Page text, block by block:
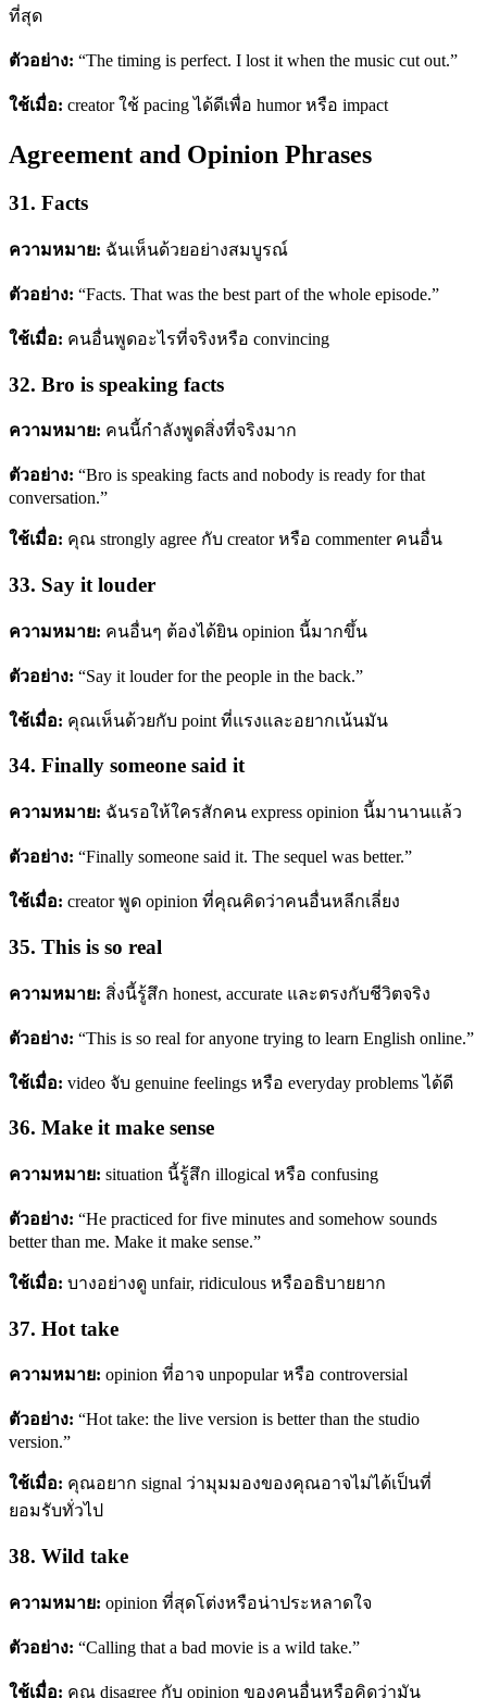
ที่สุด
ตัวอย่าง: “The timing is perfect. I lost it when the music cut out.”
ใช้เมื่อ: creator ใช้ pacing ได้ดีเพื่อ humor หรือ impact
Agreement and Opinion Phrases
31. Facts
ความหมาย: ฉันเห็นด้วยอย่างสมบูรณ์
ตัวอย่าง: “Facts. That was the best part of the whole episode.”
ใช้เมื่อ: คนอื่นพูดอะไรที่จริงหรือ convincing
32. Bro is speaking facts
ความหมาย: คนนี้กำลังพูดสิ่งที่จริงมาก
ตัวอย่าง: “Bro is speaking facts and nobody is ready for that
conversation.”
ใช้เมื่อ: คุณ strongly agree กับ creator หรือ commenter คนอื่น
33. Say it louder
ความหมาย: คนอื่นๆ ต้องได้ยิน opinion นี้มากขึ้น
ตัวอย่าง: “Say it louder for the people in the back.”
ใช้เมื่อ: คุณเห็นด้วยกับ point ที่แรงและอยากเน้นมัน
34. Finally someone said it
ความหมาย: ฉันรอให้ใครสักคน express opinion นี้มานานแล้ว
ตัวอย่าง: “Finally someone said it. The sequel was better.”
ใช้เมื่อ: creator พูด opinion ที่คุณคิดว่าคนอื่นหลีกเลี่ยง
35. This is so real
ความหมาย: สิ่งนี้รู้สึก honest, accurate และตรงกับชีวิตจริง
ตัวอย่าง: “This is so real for anyone trying to learn English online.”
ใช้เมื่อ: video จับ genuine feelings หรือ everyday problems ได้ดี
36. Make it make sense
ความหมาย: situation นี้รู้สึก illogical หรือ confusing
ตัวอย่าง: “He practiced for five minutes and somehow sounds
better than me. Make it make sense.”
ใช้เมื่อ: บางอย่างดู unfair, ridiculous หรืออธิบายยาก
37. Hot take
ความหมาย: opinion ที่อาจ unpopular หรือ controversial
ตัวอย่าง: “Hot take: the live version is better than the studio
version.”
ใช้เมื่อ: คุณอยาก signal ว่ามุมมองของคุณอาจไม่ได้เป็นที่
ยอมรับทั่วไป
38. Wild take
ความหมาย: opinion ที่สุดโต่งหรือน่าประหลาดใจ
ตัวอย่าง: “Calling that a bad movie is a wild take.”
ใช้เมื่อ: คุณ disagree กับ opinion ของคนอื่นหรือคิดว่ามัน